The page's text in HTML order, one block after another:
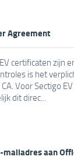
Agreement
certificaten zijn
is het
Voor Sectigo
dit direc...
mailadres aan